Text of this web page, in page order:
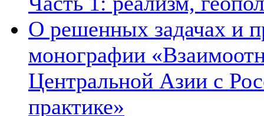
О решенных задачах и
монографии
Центральной Азии с
практике»